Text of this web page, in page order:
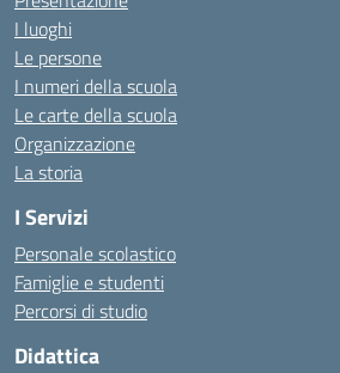
I luoghi
Le persone
I numeri della scuola
Le carte della scuola
Organizzazione
La storia
I Servizi
Personale scolastico
Famiglie e studenti
Percorsi di studio
Didattica